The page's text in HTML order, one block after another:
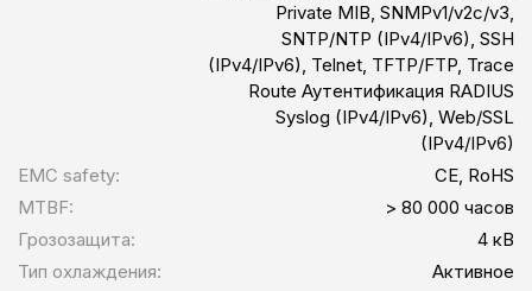
Private MIB, SNMPv1/v2c/v3,
SNTP/NTP (IPv4/IPv6), SSH
(IPv4/IPv6), Telnet, TFTP/FTP, Trace
Route Аутентификация RADIUS
Syslog (IPv4/IPv6), Web/SSL
(IPv4/IPv6)
EMC safety:
CE, RoHS
MTBF:
> 80 000 часов
Грозозащита:
4 кВ
Тип охлаждения:
Активное